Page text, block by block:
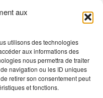
aux
utilisons des technologies
aux informations des
nous permettra de traiter
navigation ou les ID uniques
retirer son consentement peut
et fonctions.
et compétences,
de valeur ajoutée
améliorer autant les
et procédés de